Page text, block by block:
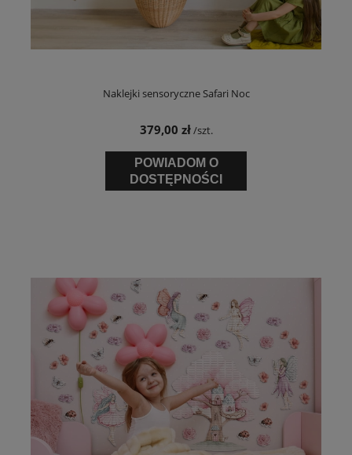
Naklejki sensoryczne Safari Noc
379,00 zł/szt.
POWIADOM O
DOSTĘPNOŚCI